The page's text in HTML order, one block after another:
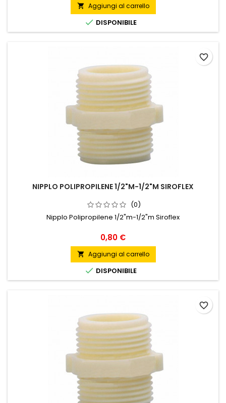
 Aggiungi al carrello
 DISPONIBILE
NIPPLO POLIPROPILENE 1/2"M-1/2"M SIROFLEX
(0)
Nipplo Polipropilene 1/2"m-1/2"m Siroflex
Prezzo
0,80 €
 Aggiungi al carrello
 DISPONIBILE
favorite_border
favorite_border